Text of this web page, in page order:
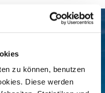
zu können, benutzen
Diese werden
snack, which
with up to 100